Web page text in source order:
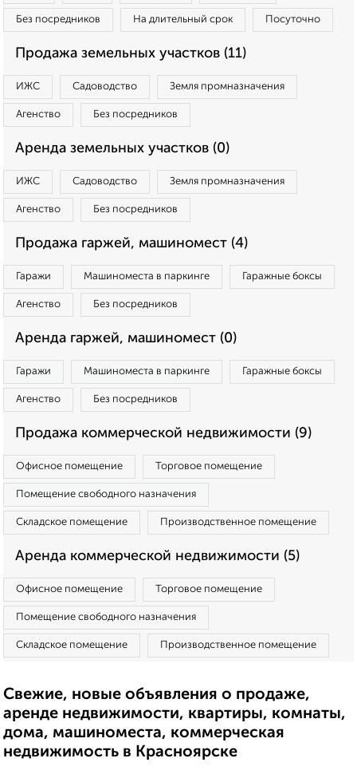
Без посредников На длительный срок Посуточно
Продажа земельных участков (11)
ИЖС Садоводство Земля промназначения
Агенство Без посредников
Аренда земельных участков (0)
ИЖС Садоводство Земля промназначения
Агенство Без посредников
Продажа гаржей, машиномест (4)
Гаражи Машиноместа в паркинге Гаражные боксы
Агенство Без посредников
Аренда гаржей, машиномест (0)
Гаражи Машиноместа в паркинге Гаражные боксы
Агенство Без посредников
Продажа коммерческой недвижимости (9)
Офисное помещение Торговое помещение
Помещение свободного назначения
Складское помещение Производственное помещение
Аренда коммерческой недвижимости (5)
Офисное помещение Торговое помещение
Помещение свободного назначения
Складское помещение Производственное помещение
Свежие, новые объявления о продаже,
аренде недвижимости, квартиры, комнаты,
дома, машиноместа, коммерческая
недвижимость в Красноярске